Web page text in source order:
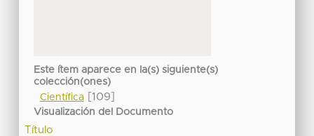
Este ítem aparece en la(s) siguiente(s)
colección(ones)
Científica[109]
Visualización del Documento
Título